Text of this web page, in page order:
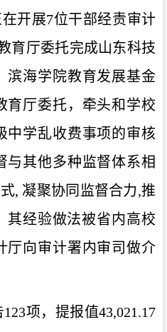
在开展7位干部经责审计
育厅委托完成山东科技
滨海学院教育发展基金
育厅委托，牵头和学校
中学乱收费事项的审核
与其他多种监督体系相
, 凝聚协同监督合力,推
其经验做法被省内高校
厅向审计署内审司做介
123项，提报值43,021.17